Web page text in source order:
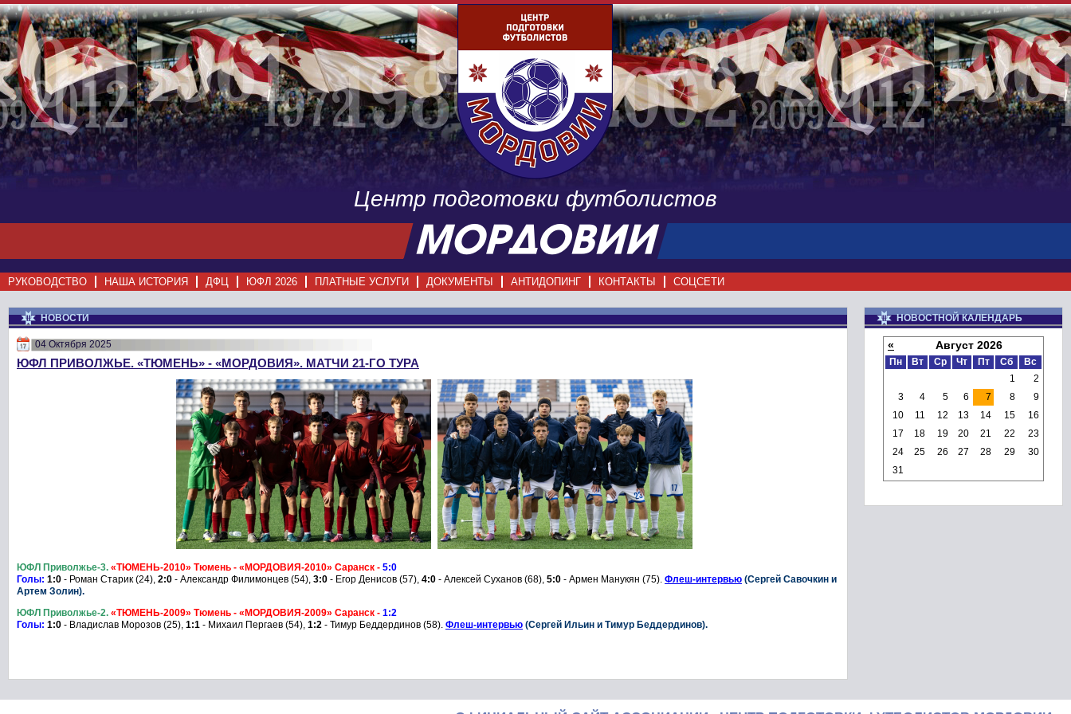
Центр подготовки футболистов
РУКОВОДСТВО НАША ИСТОРИЯ ДФЦ ЮФЛ 2026 ПЛАТНЫЕ УСЛУГИ ДОКУМЕНТЫ АНТИДОПИНГ КОНТАКТЫ СОЦСЕТИ
НОВОСТИ
04 Октября 2025
ЮФЛ ПРИВОЛЖЬЕ. «ТЮМЕНЬ» - «МОРДОВИЯ». МАТЧИ 21-ГО ТУРА
ЮФЛ Приволжье-3. «ТЮМЕНЬ-2010» Тюмень - « МОРДОВИЯ -2010» Саранск - 5:0
Голы: 1:0 - Роман Старик (24), 2:0 - Александр Филимонцев (54), 3:0 - Егор Денисов (57), 4:0 - Алексей Суханов (68), 5:0 - Армен Манукян (75). Флеш-интервью (Сергей Савочкин и
Артем Золин).
ЮФЛ Приволжье-2. «ТЮМЕНЬ-2009» Тюмень - « МОРДОВИЯ -2009» Саранск - 1:2
Голы: 1:0 - Владислав Морозов (25), 1:1 - Михаил Пергаев (54), 1:2 - Тимур Беддердинов (58). Флеш-интервью (Сергей Ильин и Тимур Беддердинов).
НОВОСТНОЙ КАЛЕНДАРЬ
« Август 2026
Пн Вт Ср Чт Пт Сб
Вс
1
2
3
4 5 6 7 8
9
10
11 12 13 14 15
16
17
18 19 20 21 22
23
24
25 26 27 28 29
30
31